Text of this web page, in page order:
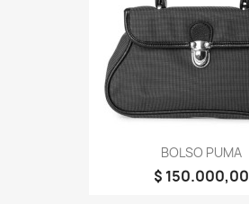
BOLSO PUMA
$ 150.000,00